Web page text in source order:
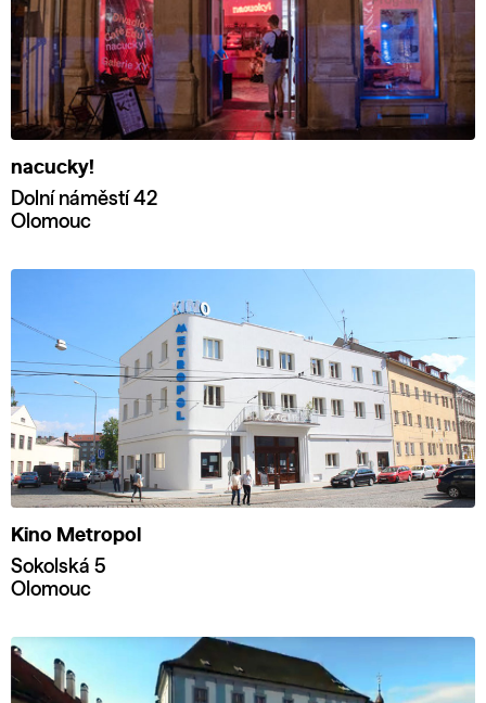
nacucky!
Dolní náměstí 42
Olomouc
Kino Metropol
Sokolská 5
Olomouc